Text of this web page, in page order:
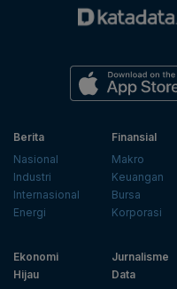
Berita
Nasional
Industri
Internasional
Energi
Finansial
Makro
Keuangan
Bursa
Korporasi
Ekonomi
Hijau
Jurnalisme
Data